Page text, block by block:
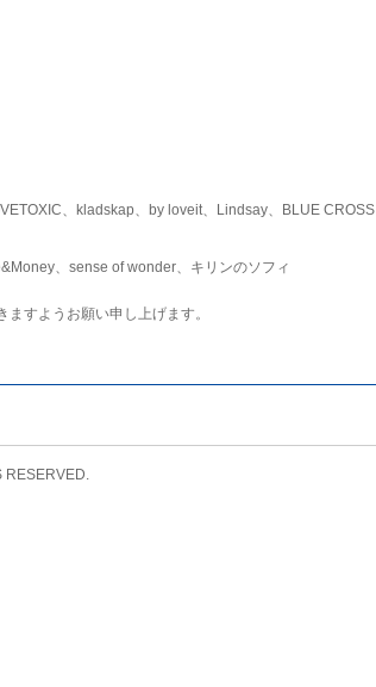
、kladskap、by loveit、Lindsay、BLUE CROSS
、sense of wonder、キリンのソフィ
すようお願い申し上げます。